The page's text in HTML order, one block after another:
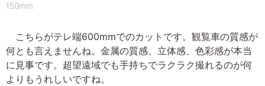
150mm
こちらがテレ端600mmでのカットです。観覧車の質感が
何とも言えませんね。金属の質感、立体感、色彩感が本当
に見事です。超望遠域でも手持ちでラクラク撮れるのが何
よりもうれしいですね。